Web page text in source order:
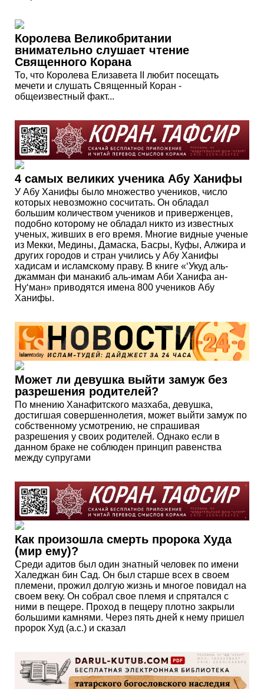
Королева Великобритании
внимательно слушает чтение
Священного Корана
То, что Королева Елизавета II любит посещать
мечети и слушать Священный Коран -
общеизвестный факт...
4 самых великих ученика Абу Ханифы
У Абу Ханифы было множество учеников, число
которых невозможно сосчитать. Он обладал
большим количеством учеников и приверженцев,
подобно которому не обладал никто из известных
ученых, живших в его время. Многие видные ученые
из Мекки, Медины, Дамаска, Басры, Куфы, Алжира и
других городов и стран учились у Абу Ханифы
хадисам и исламскому праву. В книге «‘Укуд аль-
джамман фи манакиб аль-имам Аби Ханифа ан-
Ну‘ман» приводятся имена 800 учеников Абу
Ханифы.
Может ли девушка выйти замуж без
разрешения родителей?
По мнению Ханафитского мазхаба, девушка,
достигшая совершеннолетия, может выйти замуж по
собственному усмотрению, не спрашивая
разрешения у своих родителей. Однако если в
данном браке не соблюден принцип равенства
между супругами
Как произошла смерть пророка Худа
(мир ему)?
Среди адитов был один знатный человек по имени
Халеджан бин Сад. Он был старше всех в своем
племени, прожил долгую жизнь и многое повидал на
своем веку. Он собрал свое племя и спрятался с
ними в пещере. Проход в пещеру плотно закрыли
большими камнями. Через пять дней к нему пришел
пророк Худ (а.с.) и сказал